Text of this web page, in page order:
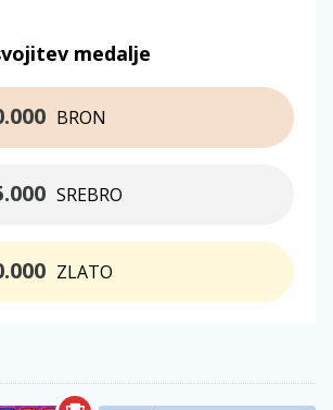
medalje
BRON
SREBRO
ZLATO